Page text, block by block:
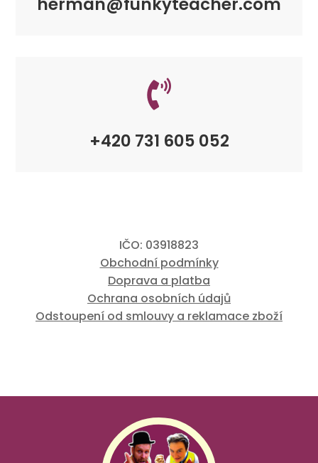

+420 731 605 052
IČO: 03918823
Obchodní podmínky
Doprava a platba
Ochrana osobních údajů
Odstoupení od smlouvy a reklamace zboží